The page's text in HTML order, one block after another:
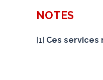
NOTES
[1] Ces services